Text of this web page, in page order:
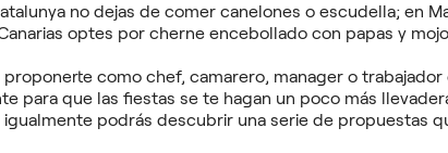
no dejas de comer canelones o escudella; en
optes por cherne encebollado con papas y
como chef, camarero, manager o
para que las fiestas se te hagan un poco más
podrás descubrir una serie de propuestas